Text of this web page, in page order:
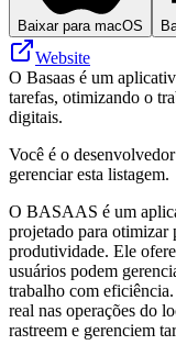
Baixar para macOS
Website
O Basaas é um
tarefas, otimizando o
digitais.
Você é o
gerenciar esta listagem.
O BASAAS é um
projetado para otimizar
produtividade. Ele
usuários podem
trabalho com
real nas operações do
rastreem e gerenciem